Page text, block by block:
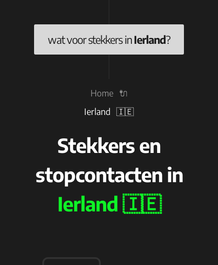
wat voor stekkers inIerland?
Home 🔌
Ierland 🇮🇪
Stekkers en
stopcontacten in
Ierland 🇮🇪